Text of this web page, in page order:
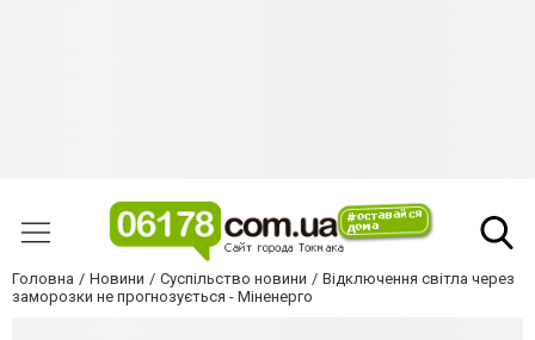
Головна Новини Суспільство новини
Відключення світла через
заморозки не прогнозується - Міненерго